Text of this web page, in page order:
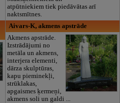
atpūtniekiem tiek piedāvātas arī
naktsmītnes.
Aivars-K, akmens apstrāde
Akmens apstrāde.
Izstrādājumi no
metāla un akmens,
interjera elementi,
dārza skulptūras,
kapu pieminekļi,
strūklakas,
apgaismes ķermeņi,
akmens soli un galdi ...